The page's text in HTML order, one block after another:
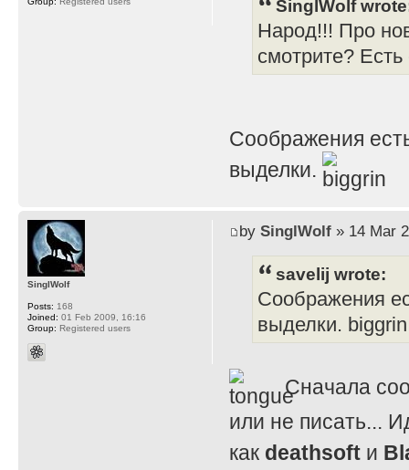
SinglWolf
Народ!!! Про
смотрите?
Соображения
выделки.
by SinglWolf» 14 Mar
savelij wrote:
Соображения
выделки. biggrin
Сначала
или не писать...
как deathsoftи
SinglWolf
Posts: 168
Joined: 01 Feb 2009, 16:16
Group: Registered users